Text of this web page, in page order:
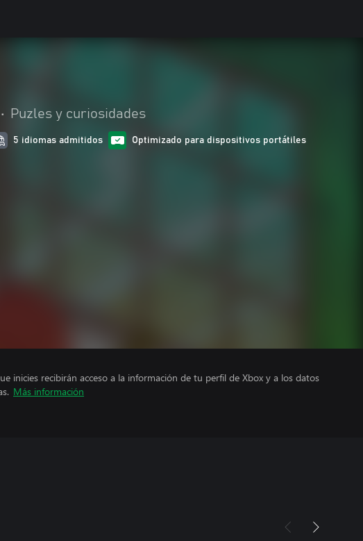
• Puzles y curiosidades
5 idiomas admitidos Optimizado para dispositivos portátiles
inicies recibirán acceso a la información de tu perfil de Xbox y a los datos
Más información